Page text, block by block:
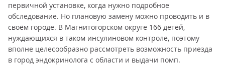
первичной установке, когда нужно подробное
обследование. Но плановую замену можно проводить и в
своём городе. В Магнитогорском округе 166 детей,
нуждающихся в таком инсулиновом контроле, поэтому
вполне целесообразно рассмотреть возможность приезда
в город эндокринолога с области и выдачи помп.